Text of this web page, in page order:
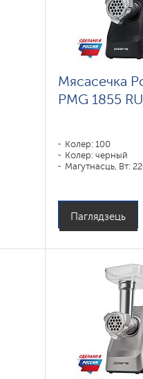
Мясасечка
PMG 1855
Колер: 100
Колер: черный
Магутнасць, Вт:
Паглядзець